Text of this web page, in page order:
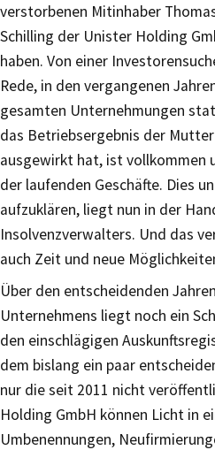
verstorbenen Mitinhaber
Schilling der Unister Holding
haben. Von einer
Rede, in den vergangenen
gesamten Unternehmungen
das Betriebsergebnis der
ausgewirkt hat, ist vollkommen
der laufenden Geschäfte. Dies
aufzuklären, liegt nun in der
Insolvenzverwalters. Und das
auch Zeit und neue
Über den entscheidenden
Unternehmens liegt noch ein
den einschlägigen
dem bislang ein paar
nur die seit 2011 nicht
Holding GmbH können Licht in
Umbenennungen,